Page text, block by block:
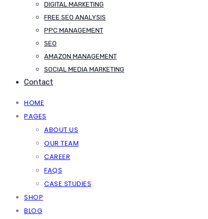
DIGITAL MARKETING
FREE SEO ANALYSIS
PPC MANAGEMENT
SEO
AMAZON MANAGEMENT
SOCIAL MEDIA MARKETING
Contact
HOME
PAGES
ABOUT US
OUR TEAM
CAREER
FAQS
CASE STUDIES
SHOP
BLOG